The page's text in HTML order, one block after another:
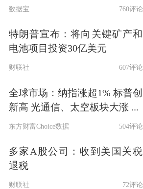
数据宝 760评论
特朗普宣布：将向关键矿产和
电池项目投资30亿美元
财联社 607评论
全球市场：纳指涨超1% 标普创
新高 光通信、太空板块大涨 ...
东方财富Choice数据 504评论
多家A股公司：收到美国关税
退税
财联社 72评论